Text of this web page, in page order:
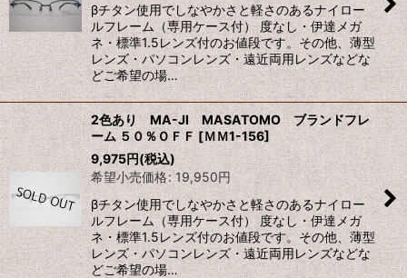
βチタン使用でしなやかさと軽さのあるナイロー
ルフレーム（専用ケース付） 度なし・伊達メガ
ネ・標準1.5レンズ付のお値段です。その他、薄型
レンズ・パソコンレンズ・遠近両用レンズなどな
どご希望の場…
2色あり MA-JI MASATOMO ブランドフレ
ーム ５０％ＯＦＦ [ＭＭ1-156]
9,975円(税込)
希望小売価格: 19,950円
βチタン使用でしなやかさと軽さのあるナイロー
ルフレーム（専用ケース付） 度なし・伊達メガ
ネ・標準1.5レンズ付のお値段です。その他、薄型
レンズ・パソコンレンズ・遠近両用レンズなどな
どご希望の場…